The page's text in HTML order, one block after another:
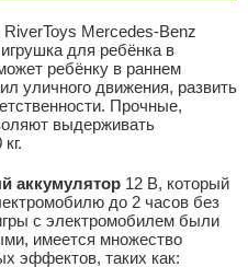
Mercedes-Benz
для ребёнка в
ребёнку в раннем
уличного движения, развить
Прочные,
выдерживать
аккумулятор12 В, который
до 2 часов без
с электромобилем были
имеется множество
эффектов, таких как: